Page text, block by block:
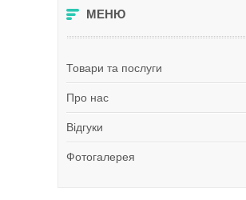
Товари та послуги
Про нас
Відгуки
Фотогалерея